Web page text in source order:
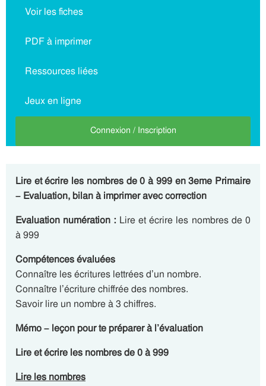
Voir les fiches
PDF à imprimer
Ressources liées
Jeux en ligne
Connexion / Inscription
Lire et écrire les nombres de 0 à 999 en 3eme Primaire
– Evaluation, bilan à imprimer avec correction
Evaluation numération : Lire et écrire les nombres de 0
à 999
Compétences évaluées
Connaître les écritures lettrées d’un nombre.
Connaître l’écriture chiffrée des nombres.
Savoir lire un nombre à 3 chiffres.
Mémo – leçon pour te préparer à l’évaluation
Lire et écrire les nombres de 0 à 999
Lire les nombres